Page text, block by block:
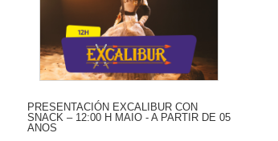
PRESENTACIÓN EXCALIBUR CON
SNACK – 12:00 H MAIO - A PARTIR DE 05
ANOS